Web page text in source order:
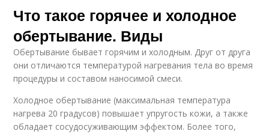
Что такое горячее и холодное
обертывание. Виды
Обертывание бывает горячим и холодным. Друг от друга
они отличаются температурой нагревания тела во время
процедуры и составом наносимой смеси.
Холодное обертывание (максимальная температура
нагрева 20 градусов) повышает упругость кожи, а также
обладает сосудосуживающим эффектом. Более того,